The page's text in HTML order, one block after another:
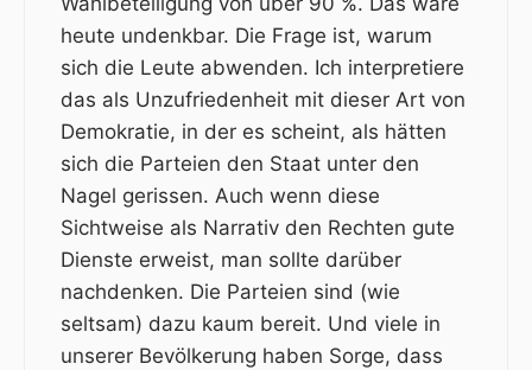
heute undenkbar. Die Frage ist, warum
sich die Leute abwenden. Ich interpretiere
das als Unzufriedenheit mit dieser Art von
Demokratie, in der es scheint, als hätten
sich die Parteien den Staat unter den
Nagel gerissen. Auch wenn diese
Sichtweise als Narrativ den Rechten gute
Dienste erweist, man sollte darüber
nachdenken. Die Parteien sind (wie
seltsam) dazu kaum bereit. Und viele in
unserer Bevölkerung haben Sorge, dass